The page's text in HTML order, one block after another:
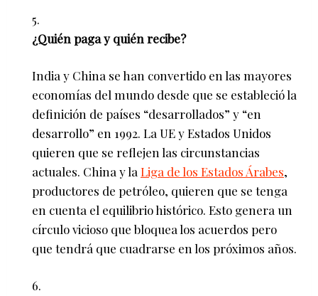
¿Quién paga y quién recibe?
India y China se han convertido en las mayores
economías del mundo desde que se estableció la
definición de países “desarrollados” y “en
desarrollo” en 1992. La UE y Estados Unidos
quieren que se reflejen las circunstancias
actuales. China y la Liga de los Estados Árabes,
productores de petróleo, quieren que se tenga
en cuenta el equilibrio histórico. Esto genera un
círculo vicioso que bloquea los acuerdos pero
que tendrá que cuadrarse en los próximos años.